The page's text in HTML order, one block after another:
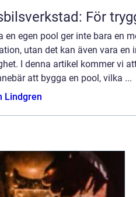
För
en egen pool ger inte bara en
utan det kan även vara en
I denna artikel kommer vi
att bygga en pool, vilka ...
Lindgren